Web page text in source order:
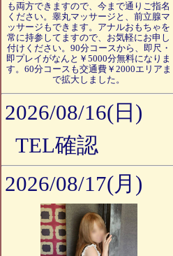
も両方できますので、今まで通りご指名
ください。睾丸マッサージと、前立腺マ
ッサージもできます。アナルおもちゃを
常に持参してますので、お気軽にお申し
付けください。90分コースから、即尺・
即プレイがなんと￥5000分無料になりま
す。60分コースも交通費￥2000エリアま
で拡大しました。
2026/08/16(日)
TEL確認
2026/08/17(月)